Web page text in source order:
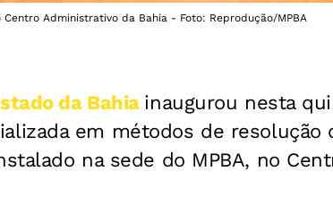
Administrativo da Bahia - Foto: Reprodução/MPBA
da Bahia inaugurou nesta
em métodos de resolução
na sede do MPBA, no